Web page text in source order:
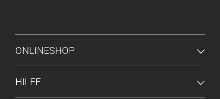
FUSSZEILENMENÜ
ONLINESHOP
HILFE